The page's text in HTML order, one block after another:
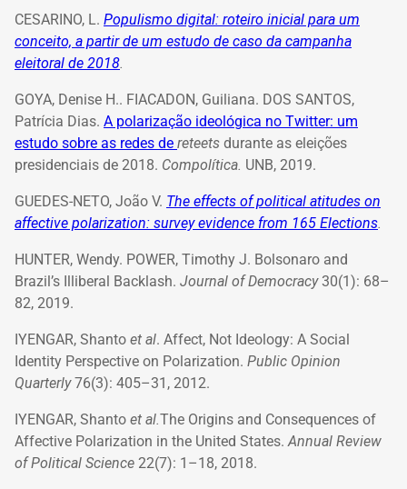
CESARINO, L. Populismo digital: roteiro inicial para um
conceito, a partir de um estudo de caso da campanha
eleitoral de 2018
GOYA, Denise H.. FIACADON, Guiliana. DOS SANTOS,
Patrícia Dias. A polarização ideológica no Twitter: um
estudo sobre as redes de reteets durante as eleições
presidenciais de 2018. Compolítica. UNB, 2019.
GUEDES-NETO, João V. The effects of political atitudes on
affective polarization: survey evidence from 165 Elections
HUNTER, Wendy. POWER, Timothy J. Bolsonaro and
Brazil’s Illiberal Backlash. Journal of Democracy30(1): 68–
82, 2019.
IYENGAR, Shanto et al. Affect, Not Ideology: A Social
Identity Perspective on Polarization. Public Opinion
Quarterly76(3): 405–31, 2012.
IYENGAR, Shanto et al. The Origins and Consequences of
Affective Polarization in the United States. Annual Review
of Political Science 22(7): 1–18, 2018.